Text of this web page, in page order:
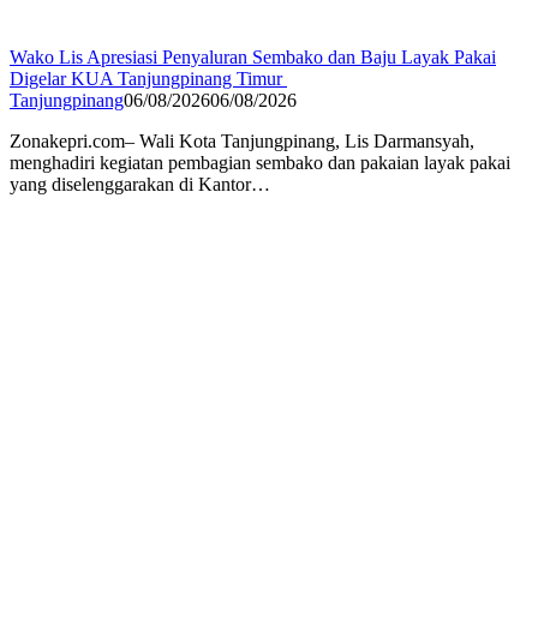
Wako Lis Apresiasi Penyaluran Sembako dan Baju Layak Pakai
Digelar KUA Tanjungpinang Timur
Tanjungpinang06/08/202606/08/2026
Zonakepri.com– Wali Kota Tanjungpinang, Lis Darmansyah,
menghadiri kegiatan pembagian sembako dan pakaian layak pakai
yang diselenggarakan di Kantor…